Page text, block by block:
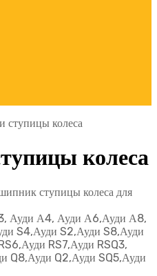
колеса
колеса
ступицы колеса для
Ауди А4, Ауди А6,Ауди А8,
S4,Ауди S2,Ауди S8,Ауди
RS7,Ауди RSQ3,
Q8,Ауди Q2,Ауди SQ5,Ауди